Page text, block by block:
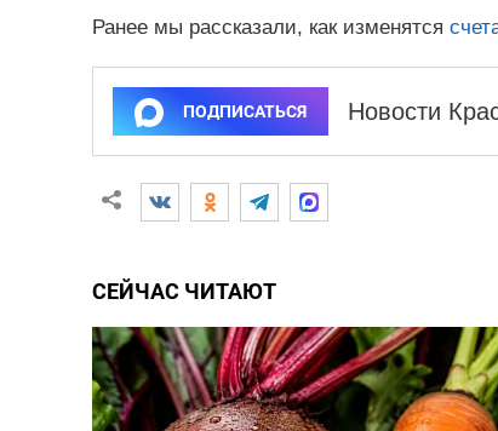
Ранее мы рассказали, как изменятся
ПОДПИСАТЬСЯ Новости
СЕЙЧАС ЧИТАЮТ